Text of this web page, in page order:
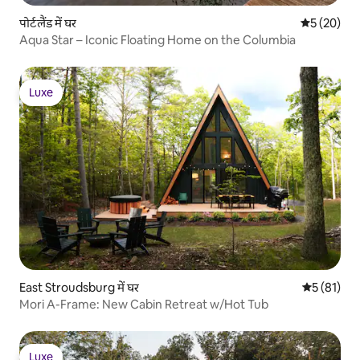
पोर्टलैंड में घर औसत रेटिंग
5 (20)
Aqua Star – Iconic Floating Home on the Columbia
Luxe
Luxe
East Stroudsburg में घर औसत रेटिंग
5 (81)
Mori A-Frame: New Cabin Retreat w/Hot Tub
Luxe